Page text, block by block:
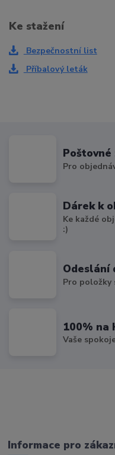
Ke stažení
Bezpečnostní list
Příbalový leták
Poštovné
Pro
Dárek k
Ke každé
:)
Odeslání
Pro položky
100% na
Vaše
Informace pro